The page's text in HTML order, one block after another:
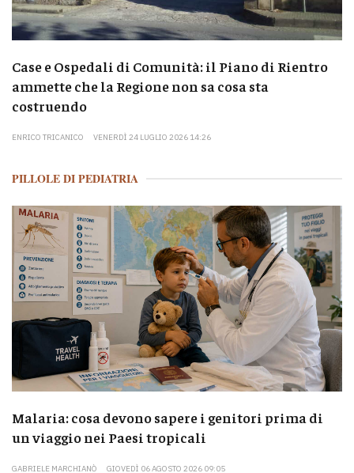
Case e Ospedali di Comunità: il Piano di Rientro
ammette che la Regione non sa cosa sta
costruendo
ENRICO TRICANICO VENERDÌ 24 LUGLIO 2026 14:26
PILLOLE DI PEDIATRIA
Malaria: cosa devono sapere i genitori prima di
un viaggio nei Paesi tropicali
GABRIELE MARCHIANÒ GIOVEDÌ 06 AGOSTO 2026 09:05